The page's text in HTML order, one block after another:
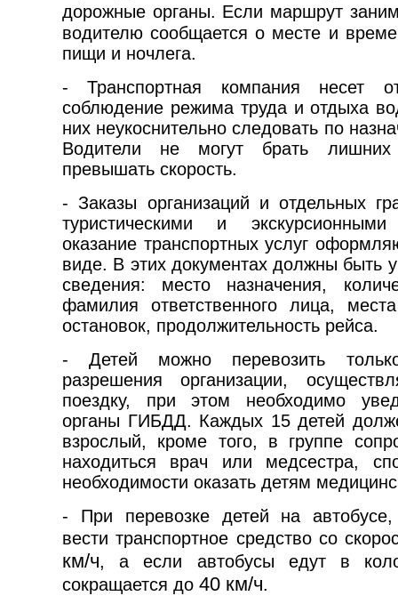
дорожные органы. Если маршрут
водителю сообщается о месте и
пищи и ночлега.
- Транспортная компания несет
соблюдение режима труда и отдыха
них неукоснительно следовать по
Водители не могут брать
превышать скорость.
- Заказы организаций и отдельных
туристическими и
оказание транспортных услуг
виде. В этих документах должны быть
сведения: место назначения,
фамилия ответственного лица,
остановок, продолжительность рейса.
- Детей можно перевозить
разрешения организации,
поездку, при этом необходимо
органы ГИБДД. Каждых 15 детей
взрослый, кроме того, в группе
находиться врач или медсестра,
необходимости оказать детям
- При перевозке детей на
вести транспортное средство со
км/ч, а если автобусы едут в
сокращается до 40 км/ч.